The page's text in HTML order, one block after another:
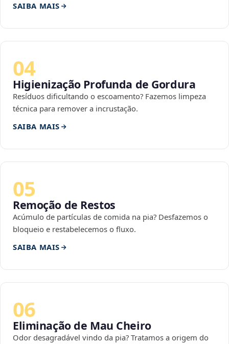
SAIBA MAIS
04
Higienização Profunda de Gordura
Resíduos dificultando o escoamento? Fazemos limpeza
técnica para remover a incrustação.
SAIBA MAIS
05
Remoção de Restos
Acúmulo de partículas de comida na pia? Desfazemos o
bloqueio e restabelecemos o fluxo.
SAIBA MAIS
06
Eliminação de Mau Cheiro
Odor desagradável vindo da pia? Tratamos a origem do